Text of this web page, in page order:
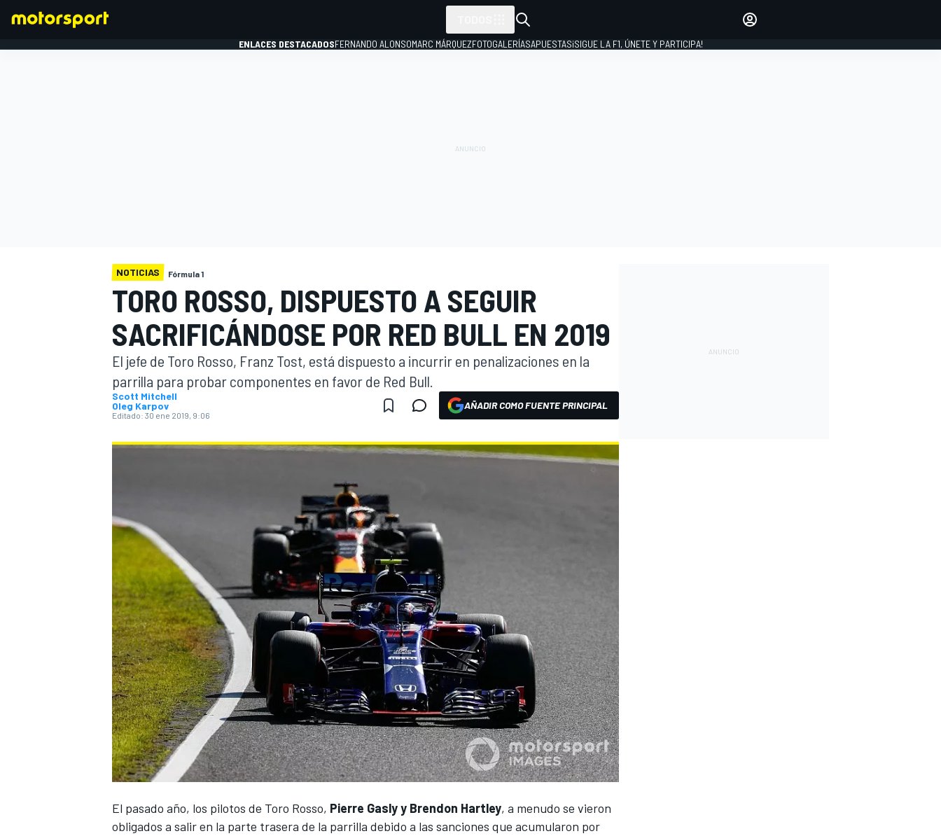
WEC FÓRMULA E
ENLACES DESTACADOSFERNANDO ALONSOMARC MÁRQUEZFOTOGALERÍASAPUESTAS¡SIGUE LA F1, ÚNETE Y PARTICIPA!
NOTICIAS Fórmula 1
TORO ROSSO, DISPUESTO A SEGUIR
SACRIFICÁNDOSE POR RED BULL EN 2019
El jefe de Toro Rosso, Franz Tost, está dispuesto a incurrir en penalizaciones en la
parrilla para probar componentes en favor de Red Bull.
Scott Mitchell
Oleg Karpov
Editado: 30 ene 2019, 9:06
AÑADIR COMO FUENTE PRINCIPAL
El pasado año, los pilotos de Toro Rosso, Pierre Gasly y Brendon Hartley, a menudo se vieron
obligados a salir en la parte trasera de la parrilla debido a las sanciones que acumularon por